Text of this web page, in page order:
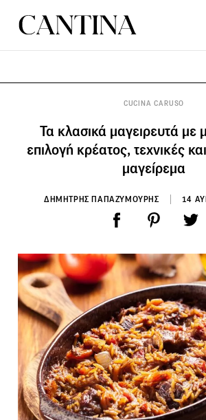
CUCINA CARUSO
Τα κλασικά μαγειρευτά με
επιλογή κρέατος, τεχνικές
μαγείρεμα
ΔΗΜΗΤΡΗΣ ΠΑΠΑΖΥΜΟΥΡΗΣ 14